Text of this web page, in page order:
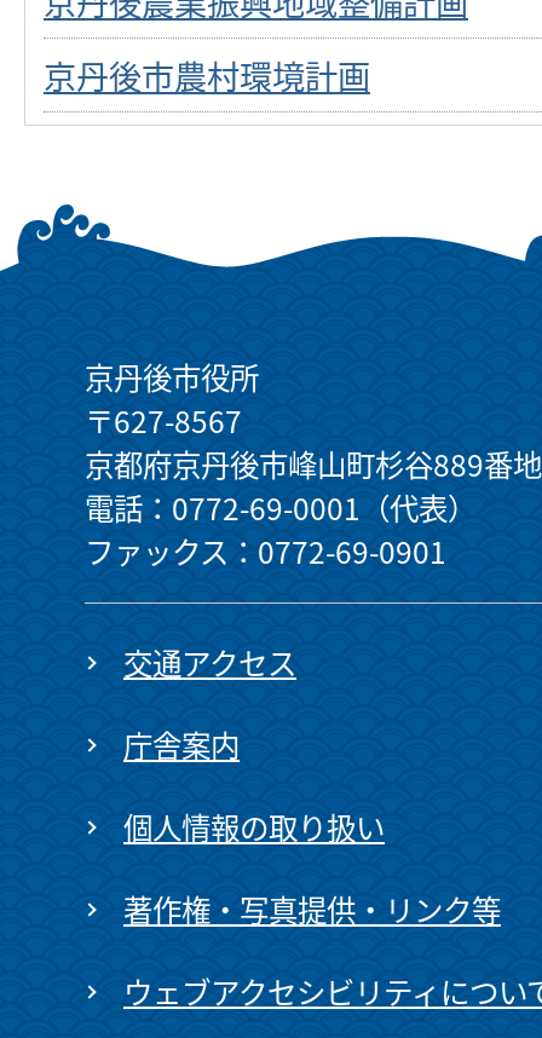
京丹後市農村環境計画
京丹後市役所
〒627-8567
京都府京丹後市峰山町杉谷889番地
電話：0772-69-0001（代表）
ファックス：0772-69-0901
交通アクセス
庁舎案内
個人情報の取り扱い
著作権・写真提供・リンク等
ウェブアクセシビリティについ